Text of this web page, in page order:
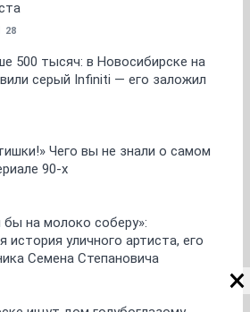
28
500 тысяч: в Новосибирске на
серый Infiniti — его заложил
Чего вы не знали о самом
90-х
бы на молоко соберу»:
история уличного артиста, его
Семена Степановича